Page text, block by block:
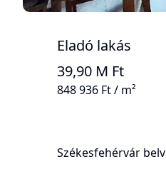
Eladó lakás
39,90 M Ft
848 936 Ft / m²
Székesfehérvár